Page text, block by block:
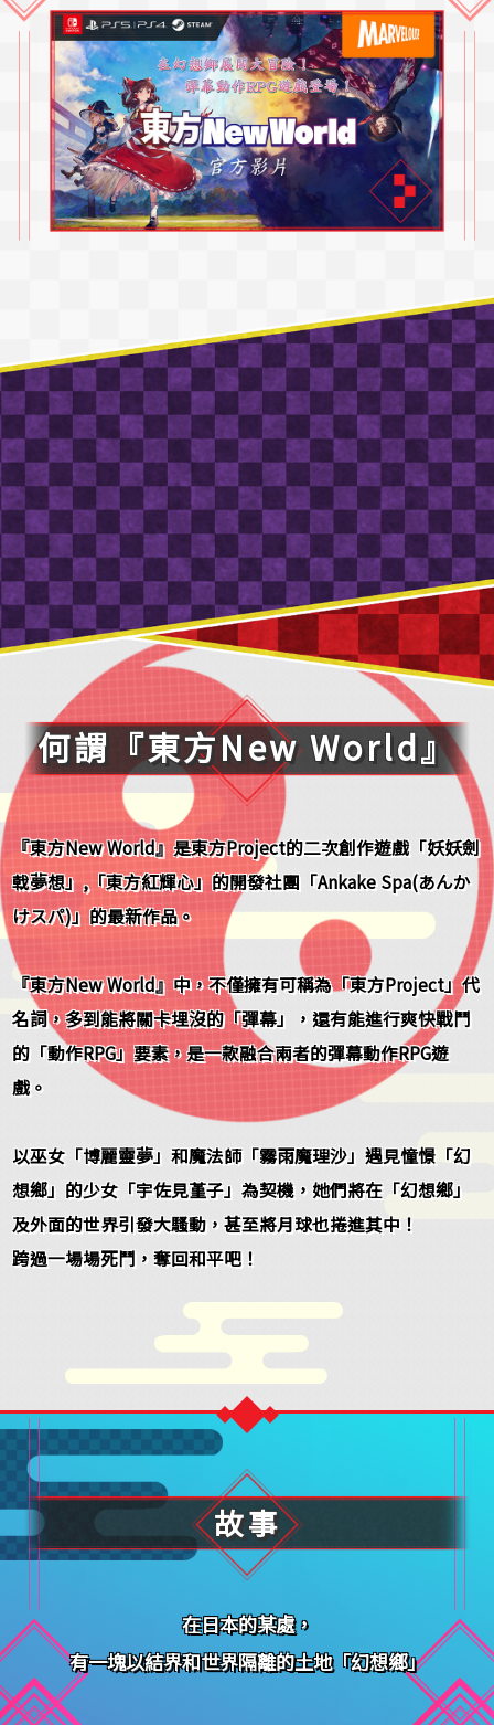
何謂『東方New World』
『東方New World』是東方Project的二次創作遊戲「妖妖劍
戟夢想」,「東方紅輝心」的開發社團「Ankake Spa(あんか
けスパ)」的最新作品。
『東方New World』中，不僅擁有可稱為「東方Project」代
名詞，多到能將關卡埋沒的「彈幕」，還有能進行爽快戰鬥
的「動作RPG」要素，是一款融合兩者的彈幕動作RPG遊
戲。
以巫女「博麗靈夢」和魔法師「霧雨魔理沙」遇見憧憬「幻
想鄉」的少女「宇佐見堇子」為契機，她們將在「幻想鄉」
及外面的世界引發大騷動，甚至將月球也捲進其中！
跨過一場場死鬥，奪回和平吧！
故事
在日本的某處，
有一塊以結界和世界隔離的土地「幻想鄉」